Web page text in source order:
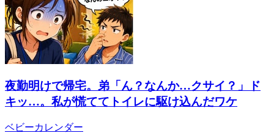
夜勤明けで帰宅。弟「ん？なんか…クサイ？」ド
キッ…。私が慌ててトイレに駆け込んだワケ
ベビーカレンダー